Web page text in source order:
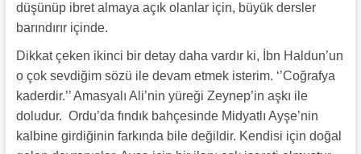
düşünüp ibret almaya açık olanlar için, büyük dersler
barındırır içinde.
Dikkat çeken ikinci bir detay daha vardır ki, İbn Haldun’un
o çok sevdiğim sözü ile devam etmek isterim. ‘’Coğrafya
kaderdir.’’ Amasyalı Ali’nin yüreği Zeynep’in aşkı ile
doludur. Ordu’da fındık bahçesinde Midyatlı Ayşe’nin
kalbine girdiğinin farkında bile değildir. Kendisi için doğal